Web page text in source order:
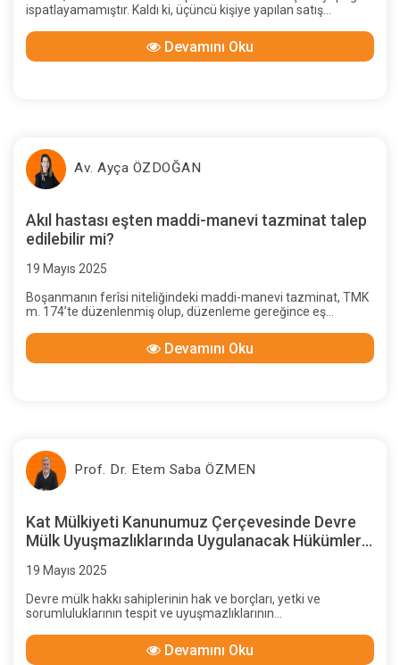
Bulunup Bulunmadığı
ispatlayamamıştır. Kaldı ki, üçüncü kişiye yapılan satış
bulunmamaktadır. Bu nedenle, satış bedelinin
ödenmemesinden doğan zarar ile noterlik işlemi arasında
Devamını Oku
Av. Ayça ÖZDOĞAN
Akıl hastası eşten maddi-manevi tazminat talep
edilebilir mi?
19 Mayıs 2025
Boşanmanın ferîsi niteliğindeki maddi-manevi tazminat, TMK
m. 174’te düzenlenmiş olup, düzenleme gereğince eş
eşin kusurlu olması aranmaktadır.Devamını Oku
Prof. Dr. Etem Saba ÖZMEN
Kat Mülkiyeti Kanunumuz Çerçevesinde Devre
Mülk Uyuşmazlıklarında Uygulanacak Hükümlerin
19 Mayıs 2025
Devre mülk hakkı sahiplerinin hak ve borçları, yetki ve
sorumluluklarının tespit ve uyuşmazlıklarının
planında hüküm bulunmayan hallerde Türk Medeni Kanunu ve
ilgili diğer kanun hükümleri uygulanır
Devamını Oku